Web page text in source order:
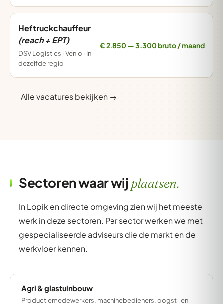
Heftruckchauffeur
(reach + EPT)
DSV Logistics · Venlo · In
dezelfde regio
€ 2.850 — 3.300 bruto / maand
Alle vacatures bekijken →
Sectoren waar wij plaatsen.
In Lopik en directe omgeving zien wij het meeste
werk in deze sectoren. Per sector werken we met
gespecialiseerde adviseurs die de markt en de
werkvloer kennen.
Agri & glastuinbouw
Productiemedewerkers, machinebedieners, oogst- en